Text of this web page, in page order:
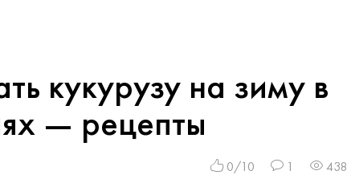
кукурузу на зиму в
— рецепты
0/10 1 438